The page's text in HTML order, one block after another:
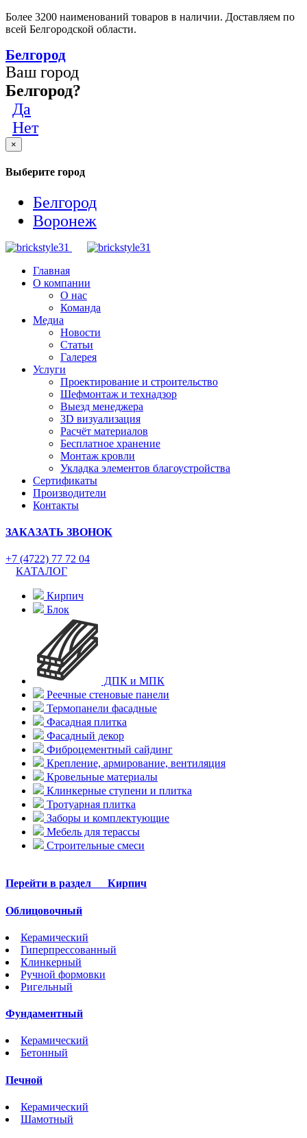
Более 3200 наименований товаров в наличии. Доставляем по
всей Белгородской области.
Белгород
Ваш город
Белгород?
Да
Нет
×
Выберите город
Белгород
Воронеж
Главная
О компании
О нас
Команда
Медиа
Новости
Статьи
Галерея
Услуги
Проектирование и строительство
Шефмонтаж и технадзор
Выезд менеджера
3D визуализация
Расчёт материалов
Бесплатное хранение
Монтаж кровли
Укладка элементов благоустройства
Сертификаты
Производители
Контакты
ЗАКАЗАТЬ ЗВОНОК
+7 (4722) 77 72 04
КАТАЛОГ
Кирпич
Блок
ДПК и МПК
Реечные стеновые панели
Термопанели фасадные
Фасадная плитка
Фасадный декор
Фиброцементный сайдинг
Крепление, армирование, вентиляция
Кровельные материалы
Клинкерные ступени и плитка
Тротуарная плитка
Заборы и комплектующие
Мебель для терассы
Строительные смеси
Перейти в раздел Кирпич
Облицовочный
Керамический
Гиперпрессованный
Клинкерный
Ручной формовки
Ригельный
Фундаментный
Керамический
Бетонный
Печной
Керамический
Шамотный